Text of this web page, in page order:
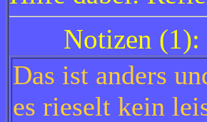
Notizen (1):
Das ist anders
es rieselt kein